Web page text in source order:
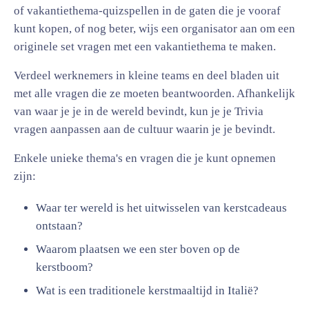
of vakantiethema-quizspellen in de gaten die je vooraf
kunt kopen, of nog beter, wijs een organisator aan om een
originele set vragen met een vakantiethema te maken.
Verdeel werknemers in kleine teams en deel bladen uit
met alle vragen die ze moeten beantwoorden. Afhankelijk
van waar je je in de wereld bevindt, kun je je Trivia
vragen aanpassen aan de cultuur waarin je je bevindt.
Enkele unieke thema's en vragen die je kunt opnemen
zijn:
Waar ter wereld is het uitwisselen van kerstcadeaus
ontstaan?
Waarom plaatsen we een ster boven op de
kerstboom?
Wat is een traditionele kerstmaaltijd in Italië?